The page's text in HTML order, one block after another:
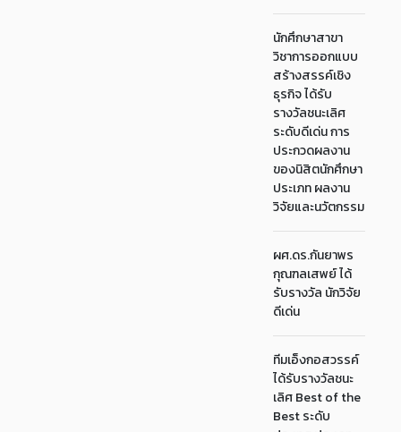
นักศึกษาสาขา
วิชาการออกแบบ
สร้างสรรค์เชิง
ธุรกิจ ได้รับ
รางวัลชนะเลิศ
ระดับดีเด่น การ
ประกวดผลงาน
ของนิสิตนักศึกษา
ประเภท ผลงาน
วิจัยและนวัตกรรม
ผศ.ดร.กันยาพร
กุณฑลเสพย์ ได้
รับรางวัล นักวิจัย
ดีเด่น
ทีมเอ็งกอสวรรค์
ได้รับรางวัลชนะ
เลิศ Best of the
Best ระดับ